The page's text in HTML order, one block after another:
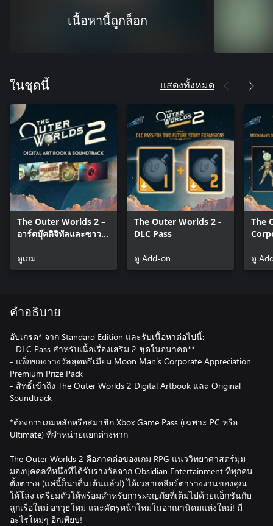
เนื้อหานี้ถูกล็อก
ในชุดนี้ แสดงทั้งหมด
The Outer Worlds 2 –
อาร์ตบุ๊คดิจิทัลและซาวด์
ดูเกม
The Outer Worlds 2 -
DLC Pass
ดู Add-on
The
ดู
คำอธิบาย
อัปเกรด* จาก Standard Edition และรับเนื้อหาต่อไปนี้:
- DLC Pass สำหรับเนื้อเรื่องเสริม 2 ชุดในอนาคต**
- แพ็กของรางวัลสุดพรีเมียม Moon Man’s Corporate Appreciation
Premium Prize Pack
- สิทธิ์เข้าถึง The Outer Worlds 2 Digital Artbook และ Original
Soundtrack
*ต้องการเกมหลักหรือสมาชิก Xbox Game Pass (เฉพาะ PC หรือ
Ultimate) ที่จำหน่ายแยกต่างหาก
The Outer Worlds 2 คือภาคต่อของเกม RPG แนววิทยาศาสตร์มุม
มองบุคคลที่หนึ่งที่ได้รับรางวัลจาก Obsidian Entertainment ที่ทุกคน
ตั้งตารอ (แค่นี้ก็น่าตื่นเต้นแล้ว!) ได้เวลาเคลียร์ตารางงานของคุณ
ให้โล่ง เตรียมตัวให้พร้อมสำหรับการผจญภัยที่เต็มไปด้วยแอ็กชันกับ
ลูกเรือใหม่ อาวุธใหม่ และศัตรูหน้าใหม่ในอาณานิคมแห่งใหม่! มี
อะไรใหม่ๆ อีกเพียบ!